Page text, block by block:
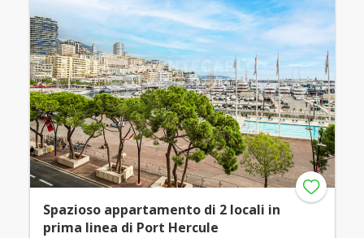
Spazioso appartamento di 2 locali in
prima linea di Port Hercule